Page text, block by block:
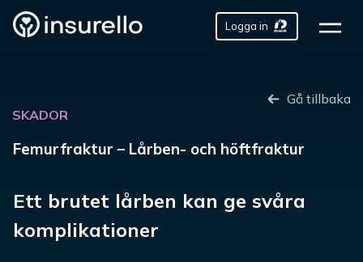
Logga in
Gå tillbaka
SKADOR
Femurfraktur – Lårben- och höftfraktur
Ett brutet lårben kan ge svåra
komplikationer